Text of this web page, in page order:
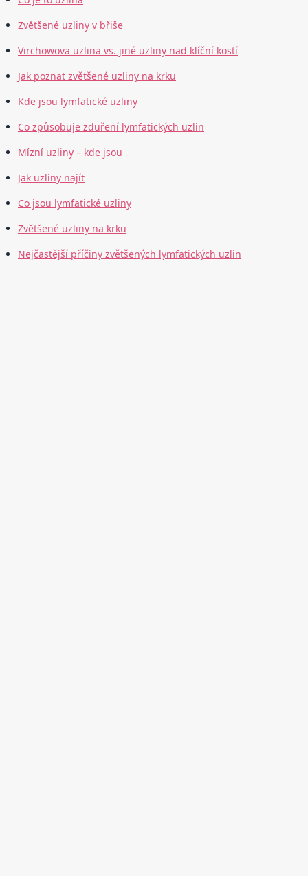
Zvětšené uzliny v břiše
Virchowova uzlina vs. jiné uzliny nad klíční kostí
Jak poznat zvětšené uzliny na krku
Kde jsou lymfatické uzliny
Co způsobuje zduření lymfatických uzlin
Mízní uzliny – kde jsou
Jak uzliny najít
Co jsou lymfatické uzliny
Zvětšené uzliny na krku
Nejčastější příčiny zvětšených lymfatických uzlin